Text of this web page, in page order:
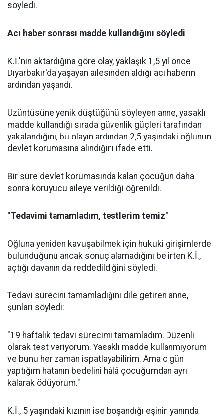
söyledi.
Acı haber sonrası madde kullandığını söyledi
K.İ.'nin aktardığına göre olay, yaklaşık 1,5 yıl önce
Diyarbakır'da yaşayan ailesinden aldığı acı haberin
ardından yaşandı.
Üzüntüsüne yenik düştüğünü söyleyen anne, yasaklı
madde kullandığı sırada güvenlik güçleri tarafından
yakalandığını, bu olayın ardından 2,5 yaşındaki oğlunun
devlet korumasına alındığını ifade etti.
Bir süre devlet korumasında kalan çocuğun daha
sonra koruyucu aileye verildiği öğrenildi.
"Tedavimi tamamladım, testlerim temiz"
Oğluna yeniden kavuşabilmek için hukuki girişimlerde
bulunduğunu ancak sonuç alamadığını belirten K.İ.,
açtığı davanın da reddedildiğini söyledi.
Tedavi sürecini tamamladığını dile getiren anne,
şunları söyledi:
"19 haftalık tedavi sürecimi tamamladım. Düzenli
olarak test veriyorum. Yasaklı madde kullanmıyorum
ve bunu her zaman ispatlayabilirim. Ama o gün
yaptığım hatanın bedelini hâlâ çocuğumdan ayrı
kalarak ödüyorum."
K.İ., 5 yaşındaki kızının ise boşandığı eşinin yanında